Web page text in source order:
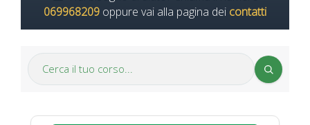
069968209 oppure vai alla pagina dei contatti